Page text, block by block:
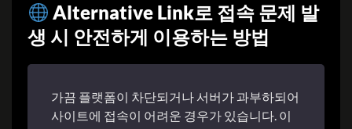
Alternative Link로 접속 문제 발
생 시 안전하게 이용하는 방법
가끔 플랫폼이 차단되거나 서버가 과부하되어
사이트에 접속이 어려운 경우가 있습니다. 이